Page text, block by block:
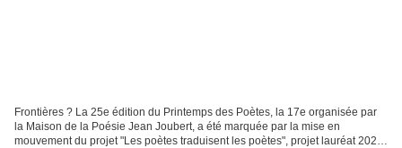
Frontières ? La 25e édition du Printemps des Poètes, la 17e organisée par
la Maison de la Poésie Jean Joubert, a été marquée par la mise en
mouvement du projet "Les poètes traduisent les poètes", projet lauréat 2023